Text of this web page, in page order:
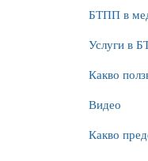
БTПП в
Услуги в
Какво
Видео
Какво